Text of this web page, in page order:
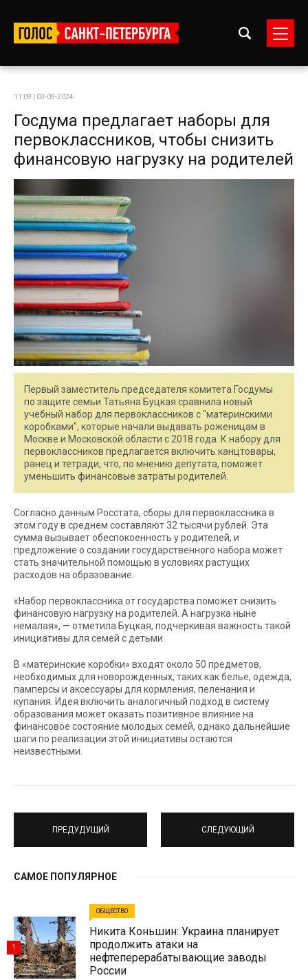
11:09 | 03-09-2024
Госдума предлагает наборы для
первоклассников, чтобы снизить
финансовую нагрузку на родителей
Первый заместитель председателя комитета Госдумы
по защите семьи Татьяна Буцкая сравнила новый
учебный набор для первоклассников с "материнскими
коробками", которые начали выдавать роженицам в
Москве и Московской области с 2018 года. К набору для
первоклассников предлагается включить канцтовары,
ранец и тетради, что, по мнению депутата, поможет
уменьшить финансовые затраты родителей.
Согласно данным Росстата, сборы для первоклассника в
этом году в среднем составляют 32 тысячи рублей. Эта
сумма вызывает обеспокоенность у родителей, и
предложение о создании государственного набора может
стать значительной помощью в условиях растущих
расходов на образование.
«Набор первоклассника от государства поможет снизить
финансовую нагрузку на родителей. А нагрузка ныне
немалая», — отметила Буцкая, подчеркивая важность такой
инициативы для семей с детьми.
В «материнские коробки» входят около 50 предметов,
необходимых для новорожденных, таких как белье, одежда,
памперсы и аксессуары для кормления, пеленания и
купания. Идея включить аналогичный подход в систему
образования может оказать позитивное влияние на
финансовое состояние молодых семей, однако дальнейшие
шаги по реализации этой инициативы остаются
неизвестными.
ПРЕДУДУЩИЙ СЛЕДУЮЩИЙ
САМОЕ ПОПУЛЯРНОЕ
ОБЩЕСТВО
Никита Коньшин: Украина планирует
продолжить атаки на
нефтеперерабатывающие заводы
России
1